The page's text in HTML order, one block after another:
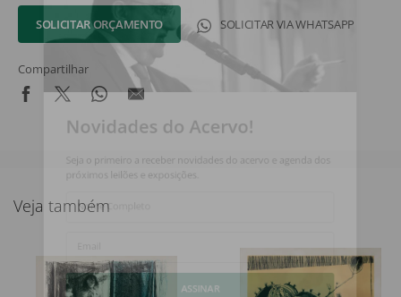
SOLICITAR ORÇAMENTO SOLICITAR VIA WHATSAPP
Compartilhar
Veja também
Novidades do Acervo!
Seja o primeiro a receber novidades do acervo e agenda dos
próximos leilões e exposições.
Nome Completo
Email